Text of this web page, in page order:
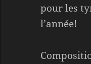
pour les
l’année!